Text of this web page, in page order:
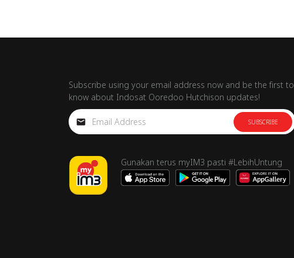
Subscribe using your email address now and be the first to
know about Indosat Ooredoo Hutchison updates!
SUBSCRIBE
Gunakan terus myIM3 pasti #LebihUntung